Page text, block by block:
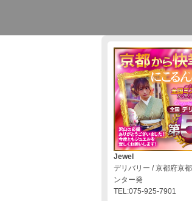
Jewel
デリバリー / 京都府京
ンター発
TEL:075-925-7901